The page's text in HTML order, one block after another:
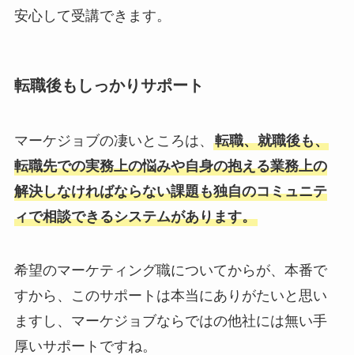
安心して受講できます。
転職後もしっかりサポート
マーケジョブの凄いところは、 転職、就職後も、
転職先での実務上の悩みや自身の抱える業務上の
解決しなければならない課題も独自のコミュニテ
ィで相談できるシステムがあります。
希望のマーケティング職についてからが、本番で
すから、このサポートは本当にありがたいと思い
ますし、マーケジョブならではの他社には無い手
厚いサポートですね。